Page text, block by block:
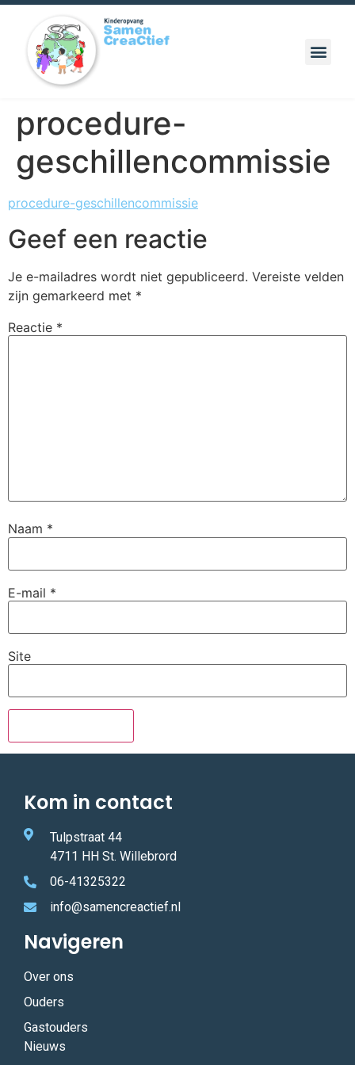
procedure-
geschillencommissie
procedure-geschillencommissie
Geef een reactie
Je e-mailadres wordt niet gepubliceerd. Vereiste velden
zijn gemarkeerd met *
Reactie *
Naam *
E-mail *
Site
Kom in contact
Tulpstraat 44
4711 HH St. Willebrord
06-41325322
info@samencreactief.nl
Navigeren
Over ons
Ouders
Gastouders
Nieuws